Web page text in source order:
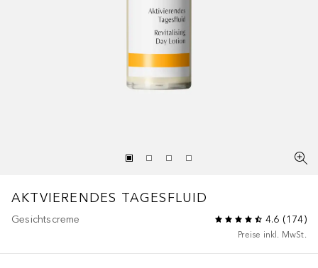
AKTVIERENDES TAGESFLUID
Gesichtscreme 4.6 (174)
Preise inkl. MwSt.